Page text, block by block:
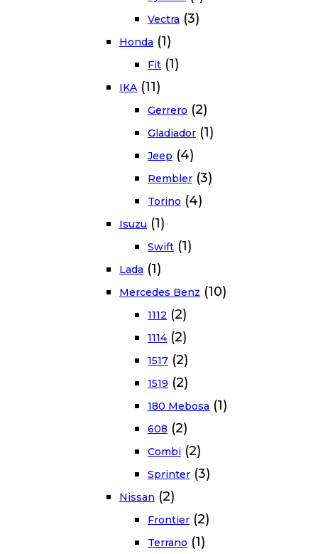
Vectra (3)
Honda (1)
Fit (1)
IKA (11)
Gerrero (2)
Gladiador (1)
Jeep (4)
Rembler (3)
Torino (4)
Isuzu (1)
Swift (1)
Lada (1)
Mercedes Benz (10)
1112 (2)
1114 (2)
1517 (2)
1519 (2)
180 Mebosa (1)
608 (2)
Combi (2)
Sprinter (3)
Nissan (2)
Frontier (2)
Terrano (1)